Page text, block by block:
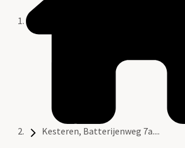
Kesteren, Batterijenweg 7a....